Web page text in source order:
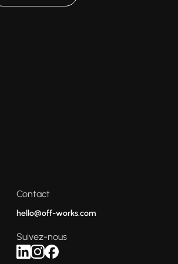
Contact
hello@off-works.com
Suivez-nous